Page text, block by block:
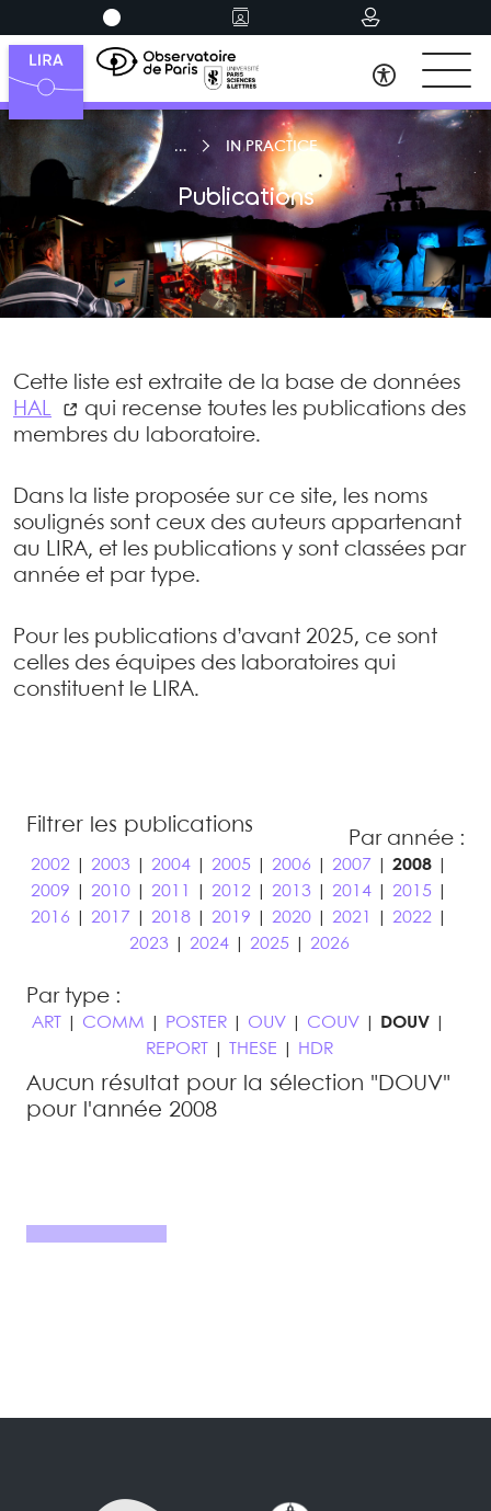
IN PRACTICE
Publications
Cette liste est extraite de la base de données
HAL
qui recense toutes les publications des
membres du laboratoire.
Dans la liste proposée sur ce site, les noms
soulignés sont ceux des auteurs appartenant
au LIRA, et les publications y sont classées par
année et par type.
Pour les publications d’avant 2025, ce sont
celles des équipes des laboratoires qui
constituent le LIRA.
Filtrer les publications
Par année :
2002| 2003| 2004| 2005| 2006 2007 2008|
2009
2010| 2011 2012| 2013| 2014| 2015|
2016
2017 2018| 2019 2020| 2021 2022|
2023| 2024| 2025| 2026
Par type :
ART COMM POSTER OUV COUV DOUV
REPORT
THESE HDR
Aucun résultat pour la sélection "DOUV"
pour l'année 2008